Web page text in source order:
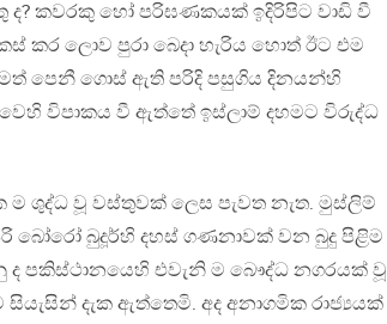
ද? කවරකු හෝ පරිඝණකයක් ඉදිරිපිට වාඩි වී
කර ලොව පුරා බෙදා හැරිය හොත් ඊට එම
පෙනී ගොස් ඇති පරිදි පසුගිය දිනයන්හි
විපාකය වී ඇත්තේ ඉස්ලාම් දහමට විරුද්ධ
ම ශුද්ධ වූ වස්තුවක් ලෙස පැවත නැත. මුස්ලිම්
බෝරෝ බුදූර්හි දහස් ගණනාවක් වන බුදු පිළිම
ද පකිස්ථානයෙහි එවැනි ම බෞද්ධ නගරයක් වූ
දැක ඇත්තෙමි. අද අනාගමික රාජ්‍යයක්